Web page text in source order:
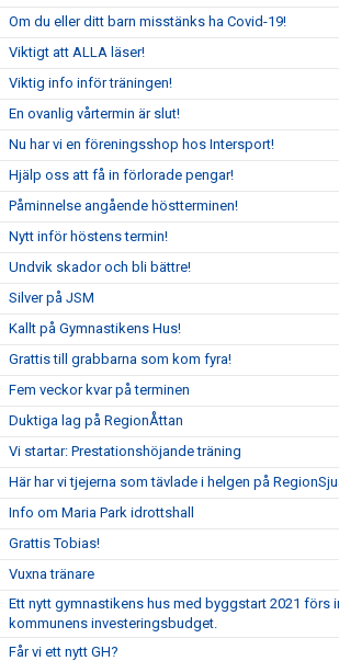
Om du eller ditt barn misstänks ha Covid-19!
Viktigt att ALLA läser!
Viktig info inför träningen!
En ovanlig vårtermin är slut!
Nu har vi en föreningsshop hos Intersport!
Hjälp oss att få in förlorade pengar!
Påminnelse angående höstterminen!
Nytt inför höstens termin!
Undvik skador och bli bättre!
Silver på JSM
Kallt på Gymnastikens Hus!
Grattis till grabbarna som kom fyra!
Fem veckor kvar på terminen
Duktiga lag på RegionÅttan
Vi startar: Prestationshöjande träning
Här har vi tjejerna som tävlade i helgen på
Info om Maria Park idrottshall
Grattis Tobias!
Vuxna tränare
Ett nytt gymnastikens hus med byggstart 2021 förs
kommunens investeringsbudget.
Får vi ett nytt GH?